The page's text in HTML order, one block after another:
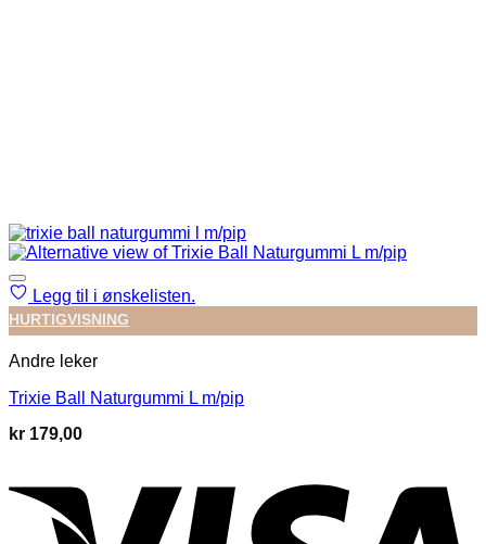
Legg til i ønskelisten.
HURTIGVISNING
Andre leker
Trixie Ball Naturgummi L m/pip
kr 179,00